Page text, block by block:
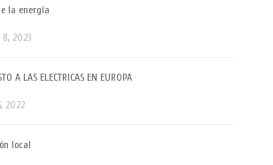
la energía
2023
A LAS ELECTRICAS EN EUROPA
2022
local